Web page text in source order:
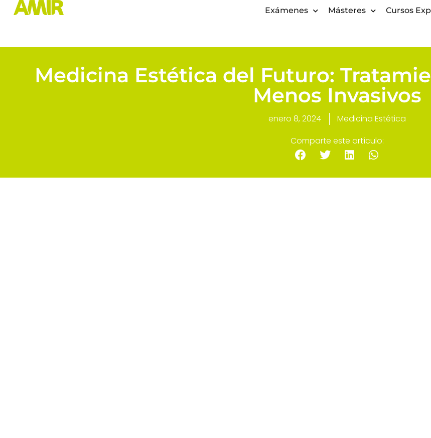
Exámenes Másteres Cursos
Medicina Estética del Futuro:
Menos Invasivos
enero 8, 2024
Medicina Estética
Comparte este artículo: